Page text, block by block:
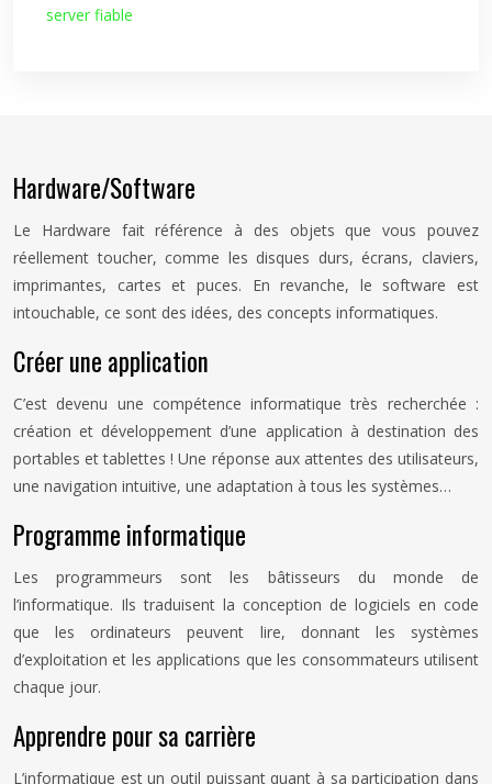
server fiable
Hardware/Software
Le Hardware fait référence à des objets que vous pouvez
réellement toucher, comme les disques durs, écrans, claviers,
imprimantes, cartes et puces. En revanche, le software est
intouchable, ce sont des idées, des concepts informatiques.
Créer une application
C’est devenu une compétence informatique très recherchée :
création et développement d’une application à destination des
portables et tablettes ! Une réponse aux attentes des utilisateurs,
une navigation intuitive, une adaptation à tous les systèmes…
Programme informatique
Les programmeurs sont les bâtisseurs du monde de
l’informatique. Ils traduisent la conception de logiciels en code
que les ordinateurs peuvent lire, donnant les systèmes
d’exploitation et les applications que les consommateurs utilisent
chaque jour.
Apprendre pour sa carrière
L’informatique est un outil puissant quant à sa participation dans